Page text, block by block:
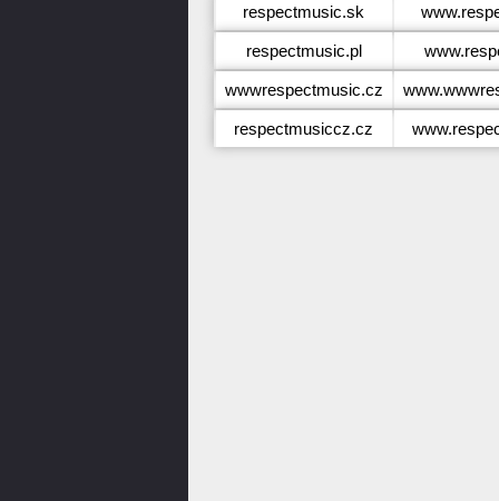
respectmusic.sk
respectmusic.pl
wwwrespectmusic.cz
respectmusiccz.cz